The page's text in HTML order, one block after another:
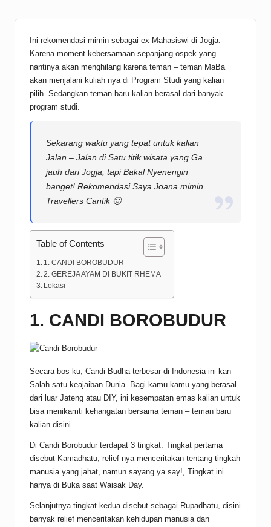
Ini rekomendasi mimin sebagai ex Mahasiswi di Jogja.
Karena moment kebersamaan sepanjang ospek yang
nantinya akan menghilang karena teman – teman MaBa
akan menjalani kuliah nya di Program Studi yang kalian
pilih. Sedangkan teman baru kalian berasal dari banyak
program studi.
Sekarang waktu yang tepat untuk kalian
Jalan – Jalan di Satu titik wisata yang Ga
jauh dari Jogja, tapi Bakal Nyenengin
banget! Rekomendasi Saya Joana mimin
Travellers Cantik 🙂
Table of Contents
1. CANDI BOROBUDUR
2. GEREJA AYAM DI BUKIT RHEMA
Lokasi
1. CANDI BOROBUDUR
Secara bos ku, Candi Budha terbesar di Indonesia ini kan
Salah satu keajaiban Dunia. Bagi kamu kamu yang berasal
dari luar Jateng atau DIY, ini kesempatan emas kalian untuk
bisa menikamti kehangatan bersama teman – teman baru
kalian disini.
Di Candi Borobudur terdapat 3 tingkat. Tingkat pertama
disebut Kamadhatu, relief nya menceritakan tentang tingkah
manusia yang jahat, namun sayang ya say!, Tingkat ini
hanya di Buka saat Waisak Day.
Selanjutnya tingkat kedua disebut sebagai Rupadhatu, disini
banyak relief menceritakan kehidupan manusia dan